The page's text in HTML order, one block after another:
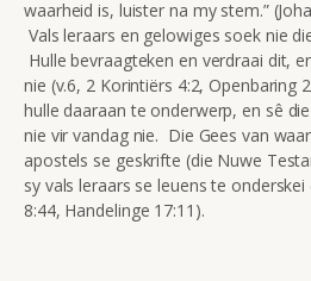
waarheid is, luister na my stem.”
Vals leraars en gelowiges soek nie
Hulle bevraagteken en verdraai dit,
nie (v.6, 2 Korintiërs 4:2, Openbaring
hulle daaraan te onderwerp, en sê
nie vir vandag nie. Die Gees van
apostels se geskrifte (die Nuwe
sy vals leraars se leuens te onderskei
8:44, Handelinge 17:11).